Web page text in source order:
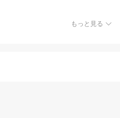
もっと見る